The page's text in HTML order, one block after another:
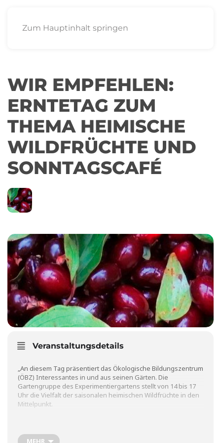
Zum Hauptinhalt springen
WIR EMPFEHLEN:
ERNTETAG ZUM
THEMA HEIMISCHE
WILDFRÜCHTE UND
SONNTAGSCAFÉ
Veranstaltungsdetails
„An diesem Tag präsentiert das Ökologische Bildungszentrum
(ÖBZ) Interessantes in und aus seinen Gärten. Die
Gartengruppe des Experimentiergartens stellt von 14 bis 17
Uhr die Vielfalt der saisonalen heimischen Wildfrüchte in den
Mittelpunkt.
Die Bohnengruppe nimmt die aktuelle Saatguternte der
Bohnensorten entgegen, die heuer im Rahmen des Projekts
MEHR